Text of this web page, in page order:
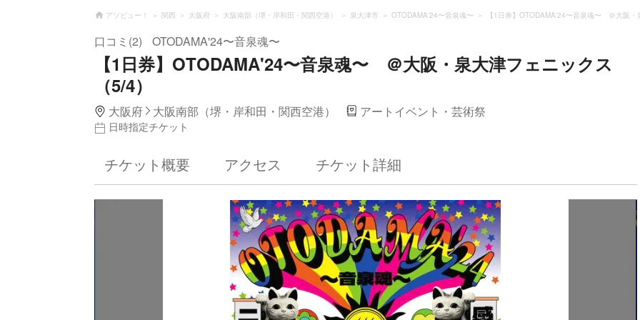
アソビュー！ 関西 大阪府 大阪南部（堺・岸和田・関西空港） 泉大津市 OTODAMA'24〜⾳泉魂〜 【1日券】OTODAMA'24〜⾳泉魂〜 ＠大阪・
口コミ(2) OTODAMA'24〜⾳泉魂〜
【1日券】OTODAMA'24〜⾳泉魂〜 ＠大阪・泉大津フェニックス
（5/4）
大阪府 大阪南部（堺・岸和田・関西空港） アートイベント・芸術祭
日時指定チケット
チケット概要 アクセス チケット詳細